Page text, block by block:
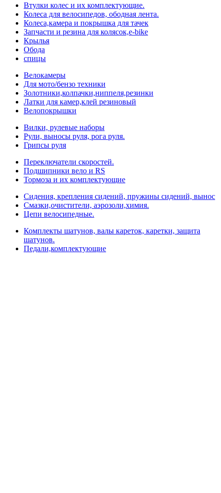
Втулки колес и их комплектующие.
Колеса для велосипедов, ободная лента.
Колеса,камера и покрышка для тачек
Запчасти и резина для колясок,e-bike
Крылья
Обода
спицы
Велокамеры
Для мото/бензо техники
Золотники,колпачки,ниппеля,резинки
Латки для камер,клей резиновый
Велопокрышки
Вилки, рулевые наборы
Рули, выносы руля, рога руля.
Грипсы руля
Переключатели скоростей.
Подшипники вело и RS
Тормоза и их комплектующие
Сидения, крепления сидений, пружины сидений, вынос
Смазки,очистители, аэрозоли,химия.
Цепи велосипедные.
Комплекты шатунов, валы кареток, каретки, защита
шатунов.
Педали,комплектующие